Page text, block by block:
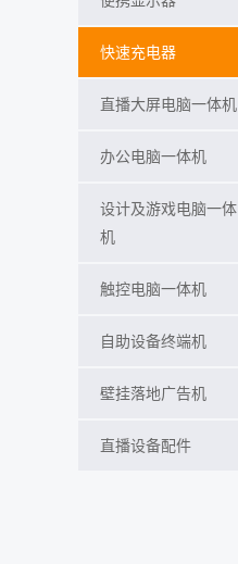
快速充电器
直播大屏电脑一体机
办公电脑一体机
设计及游戏电脑一体
机
触控电脑一体机
自助设备终端机
壁挂落地广告机
直播设备配件